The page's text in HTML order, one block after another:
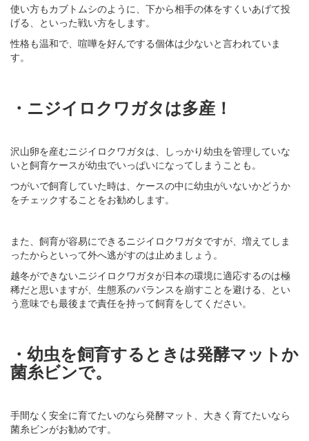
使い方もカブトムシのように、下から相手の体をすくいあげて投
げる、といった戦い方をします。
性格も温和で、喧嘩を好んでする個体は少ないと言われていま
す。
・ニジイロクワガタは多産！
沢山卵を産むニジイロクワガタは、しっかり幼虫を管理していな
いと飼育ケースが幼虫でいっぱいになってしまうことも。
つがいで飼育していた時は、ケースの中に幼虫がいないかどうか
をチェックすることをお勧めします。
また、飼育が容易にできるニジイロクワガタですが、増えてしま
ったからといって外へ逃がすのは止めましょう。
越冬ができないニジイロクワガタが日本の環境に適応するのは極
稀だと思いますが、生態系のバランスを崩すことを避ける、とい
う意味でも最後まで責任を持って飼育をしてください。
・幼虫を飼育するときは発酵マットか
菌糸ビンで。
手間なく安全に育てたいのなら発酵マット、大きく育てたいなら
菌糸ビンがお勧めです。